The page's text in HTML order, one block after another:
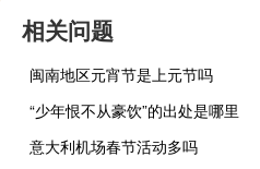
相关问题
闽南地区元宵节是上元节吗
“少年恨不从豪饮”的出处是哪里
意大利机场春节活动多吗